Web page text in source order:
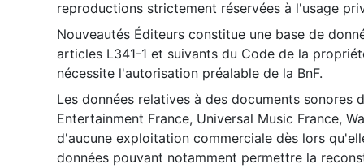
reproductions strictement réservées à l'usage
Nouveautés Éditeurs constitue une base de
articles L341-1 et suivants du Code de la
nécessite l'autorisation préalable de la BnF.
Les données relatives à des documents sonores
Entertainment France, Universal Music France,
d'aucune exploitation commerciale dès lors
données pouvant notamment permettre la